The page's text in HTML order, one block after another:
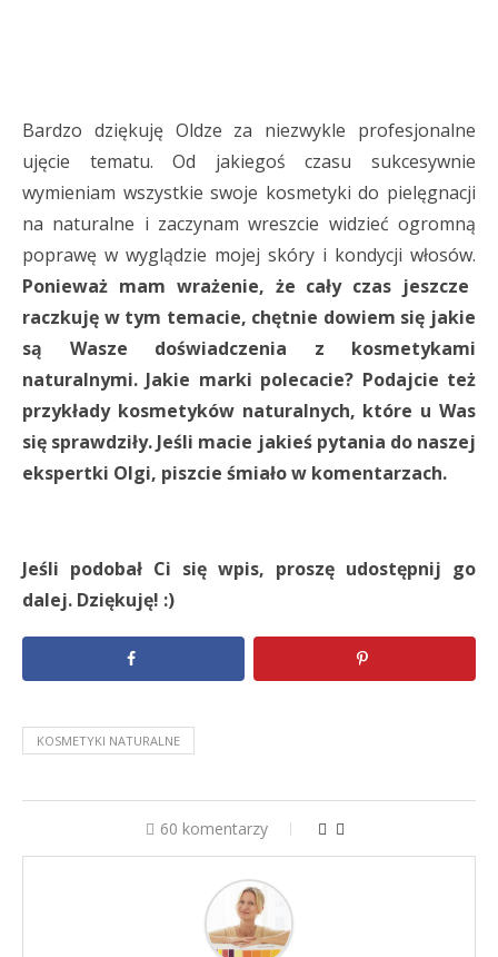
Bardzo dziękuję Oldze za niezwykle profesjonalne
ujęcie tematu. Od jakiegoś czasu sukcesywnie
wymieniam wszystkie swoje kosmetyki do pielęgnacji
na naturalne i zaczynam wreszcie widzieć ogromną
poprawę w wyglądzie mojej skóry i kondycji włosów.
Ponieważ mam wrażenie, że cały czas jeszcze
raczkuję w tym temacie, chętnie dowiem się jakie
są Wasze doświadczenia z kosmetykami
naturalnymi. Jakie marki polecacie? Podajcie też
przykłady kosmetyków naturalnych, które u Was
się sprawdziły. Jeśli macie jakieś pytania do naszej
ekspertki Olgi, piszcie śmiało w komentarzach.
Jeśli podobał Ci się wpis, proszę udostępnij go
dalej. Dziękuję! :)
KOSMETYKI NATURALNE
60 komentarzy